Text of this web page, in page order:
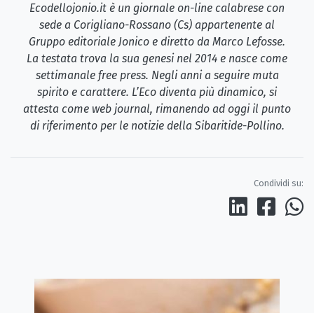
Ecodellojonio.it è un giornale on-line calabrese con
sede a Corigliano-Rossano (Cs) appartenente al
Gruppo editoriale Jonico e diretto da Marco Lefosse.
La testata trova la sua genesi nel 2014 e nasce come
settimanale free press. Negli anni a seguire muta
spirito e carattere. L’Eco diventa più dinamico, si
attesta come web journal, rimanendo ad oggi il punto
di riferimento per le notizie della Sibaritide-Pollino.
Condividi su: